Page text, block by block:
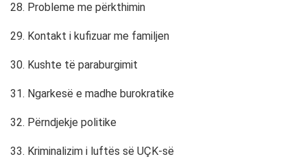
28. Probleme me përkthimin
29. Kontakt i kufizuar me familjen
30. Kushte të paraburgimit
31. Ngarkesë e madhe burokratike
32. Përndjekje politike
33. Kriminalizim i luftës së UÇK-së